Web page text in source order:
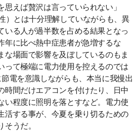
えば贅沢は言っていられない」
）とは十分理解していながらも、異
いる人が過半数を占める結果となっ
年に比べ熱中症患者が急増するな
な場面で影響を及ぼしているのもま
って極端に電力使用を控えるのでは
電を意識しながらも、本当に我慢出
時間だけエアコンを付けたり、日中
い程度に照明を落とすなど。電力使
活する事が、今夏を乗り切るための
うだ。